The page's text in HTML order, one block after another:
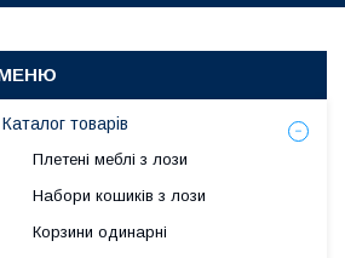
Каталог товарів
Плетені меблі з лози
Набори кошиків з лози
Корзини одинарні